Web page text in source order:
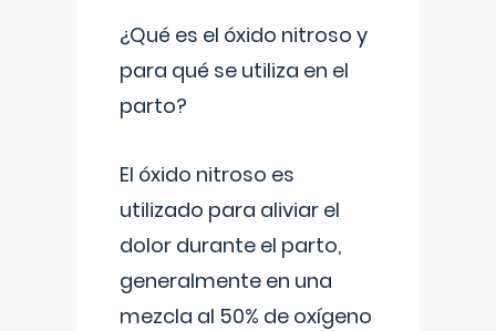
¿Qué es el óxido nitroso y
para qué se utiliza en el
parto?
El óxido nitroso es
utilizado para aliviar el
dolor durante el parto,
generalmente en una
mezcla al 50% de oxígeno